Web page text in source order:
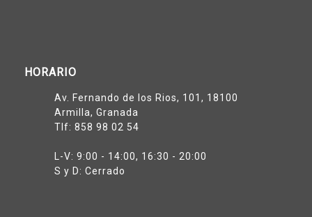
HORARIO
Av. Fernando de los Rios, 101, 18100
Armilla, Granada
Tlf: 858 98 02 54
L-V: 9:00 - 14:00, 16:30 - 20:00
S y D: Cerrado